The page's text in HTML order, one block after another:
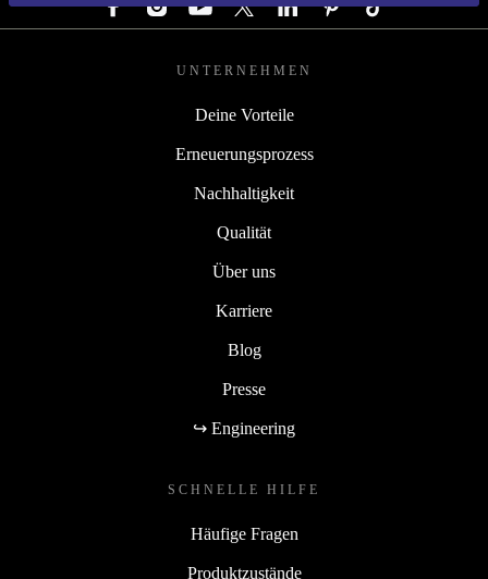
UNTERNEHMEN
Deine Vorteile
Erneuerungsprozess
Nachhaltigkeit
Qualität
Über uns
Karriere
Blog
Presse
↪ Engineering
SCHNELLE HILFE
Häufige Fragen
Produktzustände